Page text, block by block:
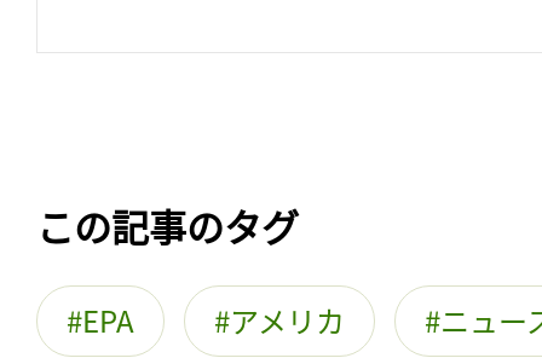
この記事のタグ
EPA アメリカ ニュー